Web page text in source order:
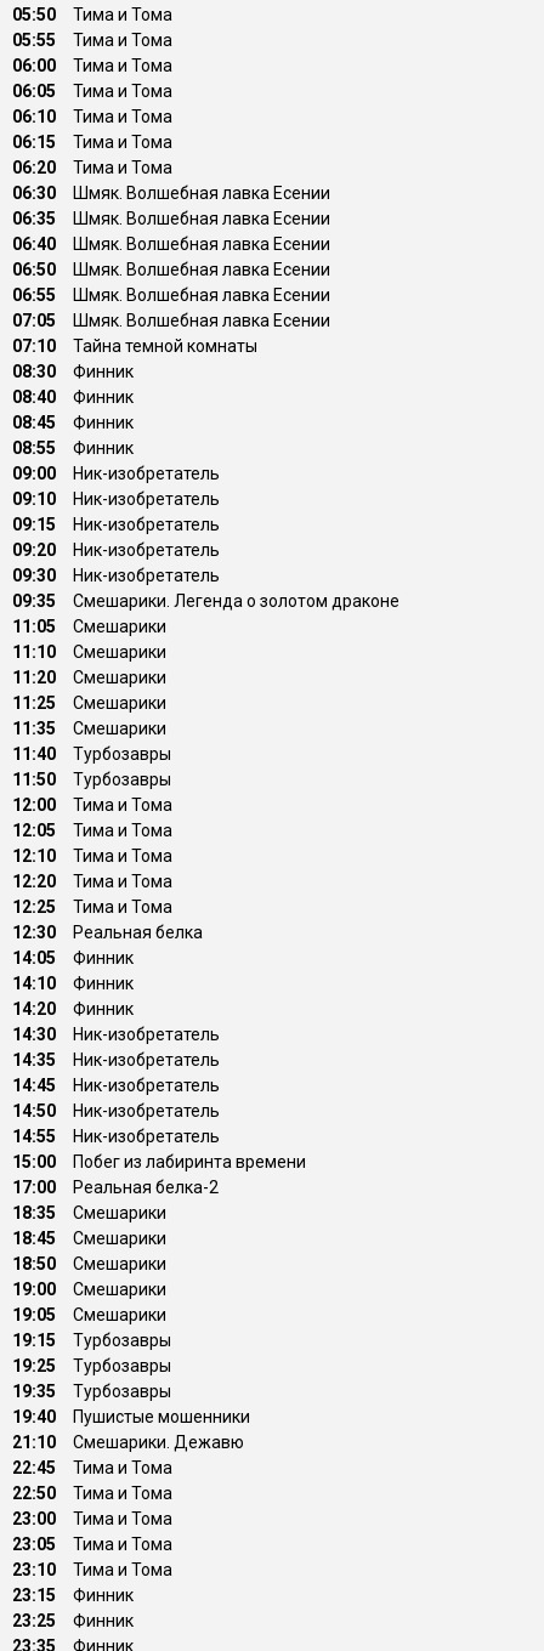
05:50
Тима и Тома
05:55
Тима и Тома
06:00
Тима и Тома
06:05
Тима и Тома
06:10
Тима и Тома
06:15
Тима и Тома
06:20
Тима и Тома
06:30
Шмяк. Волшебная лавка Есении
06:35
Шмяк. Волшебная лавка Есении
06:40
Шмяк. Волшебная лавка Есении
06:50
Шмяк. Волшебная лавка Есении
06:55
Шмяк. Волшебная лавка Есении
07:05
Шмяк. Волшебная лавка Есении
07:10
Тайна темной комнаты
08:30
Финник
08:40
Финник
08:45
Финник
08:55
Финник
09:00
Ник-изобретатель
09:10
Ник-изобретатель
09:15
Ник-изобретатель
09:20
Ник-изобретатель
09:30
Ник-изобретатель
09:35
Смешарики. Легенда о золотом драконе
11:05
Смешарики
11:10
Смешарики
11:20
Смешарики
11:25
Смешарики
11:35
Смешарики
11:40
Туpбозавры
11:50
Туpбозавры
12:00
Тима и Тома
12:05
Тима и Тома
12:10
Тима и Тома
12:20
Тима и Тома
12:25
Тима и Тома
12:30
Реальная белка
14:05
Финник
14:10
Финник
14:20
Финник
14:30
Ник-изобретатель
14:35
Ник-изобретатель
14:45
Ник-изобретатель
14:50
Ник-изобретатель
14:55
Ник-изобретатель
15:00
Побег из лабиринта времени
17:00
Реальная белка-2
18:35
Смешарики
18:45
Смешарики
18:50
Смешарики
19:00
Смешарики
19:05
Смешарики
19:15
Туpбозавры
19:25
Туpбозавры
19:35
Туpбозавры
19:40
Пушистые мошенники
21:10
Смешарики. Дежавю
22:45
Тима и Тома
22:50
Тима и Тома
23:00
Тима и Тома
23:05
Тима и Тома
23:10
Тима и Тома
23:15
Финник
23:25
Финник
23:35
Финник